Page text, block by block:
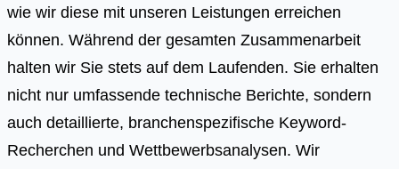
wie wir diese mit unseren Leistungen erreichen
können. Während der gesamten Zusammenarbeit
halten wir Sie stets auf dem Laufenden. Sie erhalten
nicht nur umfassende technische Berichte, sondern
auch detaillierte, branchenspezifische Keyword-
Recherchen und Wettbewerbsanalysen. Wir